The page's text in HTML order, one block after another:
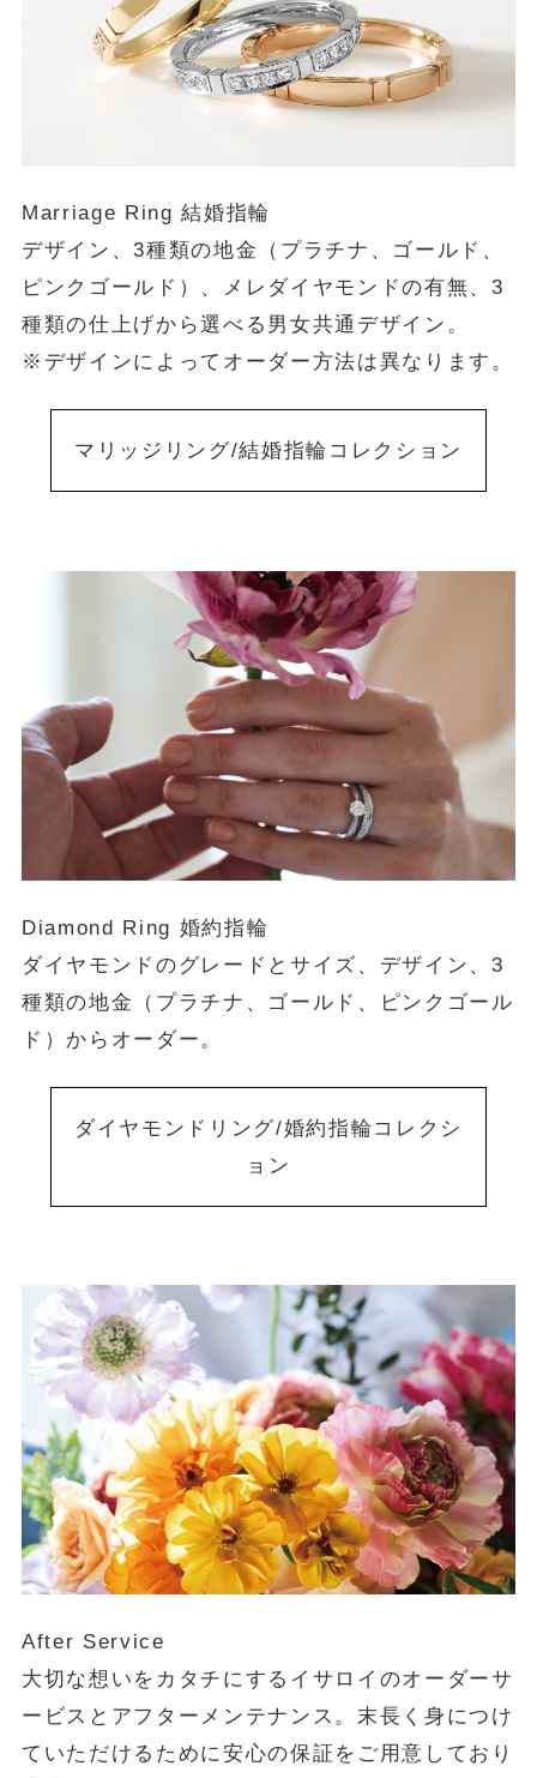
Marriage Ring 結婚指輪
デザイン、3種類の地金（プラチナ、ゴールド、
ピンクゴールド）、メレダイヤモンドの有無、3
種類の仕上げから選べる男女共通デザイン。
※デザインによってオーダー方法は異なります。
マリッジリング/結婚指輪コレクション
Diamond Ring 婚約指輪
ダイヤモンドのグレードとサイズ、デザイン、3
種類の地金（プラチナ、ゴールド、ピンクゴール
ド）からオーダー。
ダイヤモンドリング/婚約指輪コレクシ
ョン
After Service
大切な想いをカタチにするイサロイのオーダーサ
ービスとアフターメンテナンス。末長く身につけ
ていただけるために安心の保証をご用意しており